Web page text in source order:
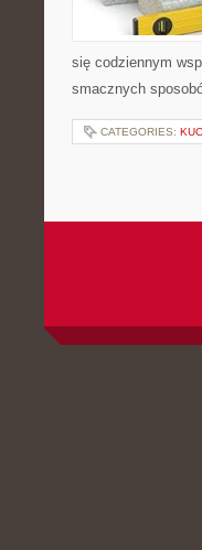
się codziennym
smacznych
CATEGORIES: